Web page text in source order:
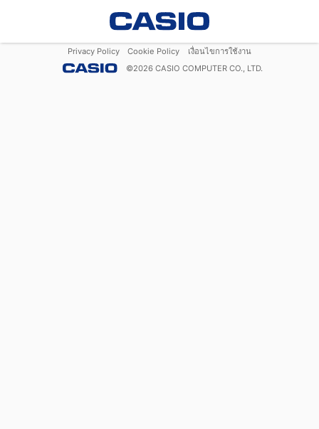
Privacy Policy Cookie Policy
เงื่อนไขการใช้งาน
©2026 CASIO COMPUTER CO., LTD.